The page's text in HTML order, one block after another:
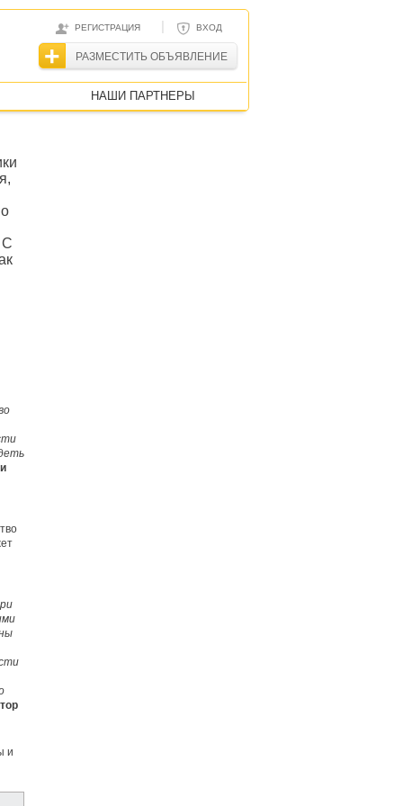
РЕГИСТРАЦИЯ | ВХОД
РАЗМЕСТИТЬ ОБЪЯВЛЕНИЕ
НАШИ ПАРТНЕРЫ
С
и